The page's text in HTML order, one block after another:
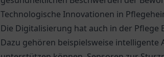
Technologische Innovationen in
Die Digitalisierung hat auch in der
Dazu gehören beispielsweise intelligente